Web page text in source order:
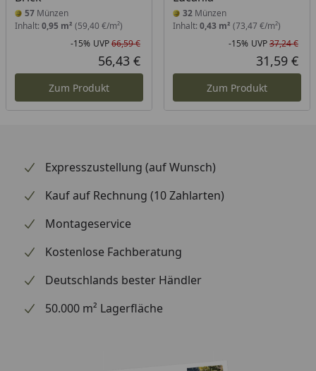
57 Münzen
Inhalt: 0,95 m² (59,40 €/m²)
Rabatt in Prozent
-15%
Ursprünglicher Preis
UVP66,59 €
Aktueller Preis
56,43 €
Zum Produkt
32Münzen
Inhalt: 0,43 m² (73,47 €/m²)
-15% UVP37,24 €
31,59 €
Zum Produkt
Expresszustellung (auf Wunsch)
Kauf auf Rechnung (10 Zahlarten)
Montageservice
Kostenlose Fachberatung
Deutschlands bester Händler
50.000 m² Lagerfläche